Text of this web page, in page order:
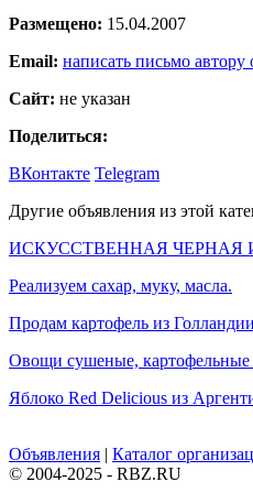
Размещено: 15.04.2007
Email: написать письмо автору
Сайт: не указан
Поделиться:
ВКонтакте Telegram
Другие объявления из этой
ИСКУССТВЕННАЯ ЧЕРНАЯ
Реализуем сахар, муку, масла.
Продам картофель из
Овощи сушеные, картофельные
Яблоко Red Delicious из
Объявления | Каталог
© 2004-2025 - RBZ.RU